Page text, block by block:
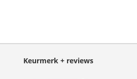
Keurmerk + reviews